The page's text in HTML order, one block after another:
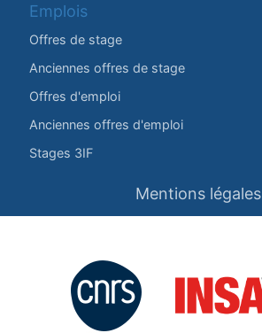
Emplois
Offres de stage
Anciennes offres de stage
Offres d'emploi
Anciennes offres d'emploi
Stages 3IF
Mentions légales